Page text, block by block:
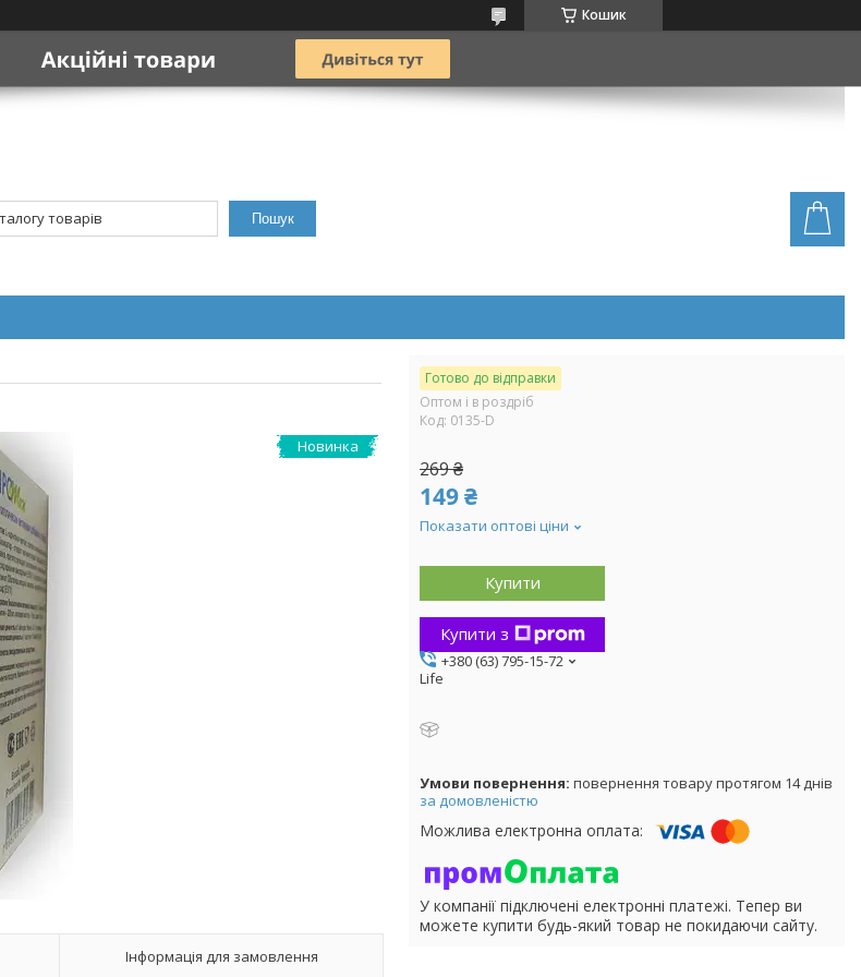
Кошик
Пошук
Новинка
Інформація для замовлення
Готово до відправки
Оптом і в роздріб
Код: 0135-D
269 ₴
149 ₴
Показати оптові ціни
Купити
Купити з
+380 (63) 795-15-72
Life
повернення товару протягом 14 днів
за домовленістю
У компанії підключені електронні платежі. Тепер ви
можете купити будь-який товар не покидаючи сайту.